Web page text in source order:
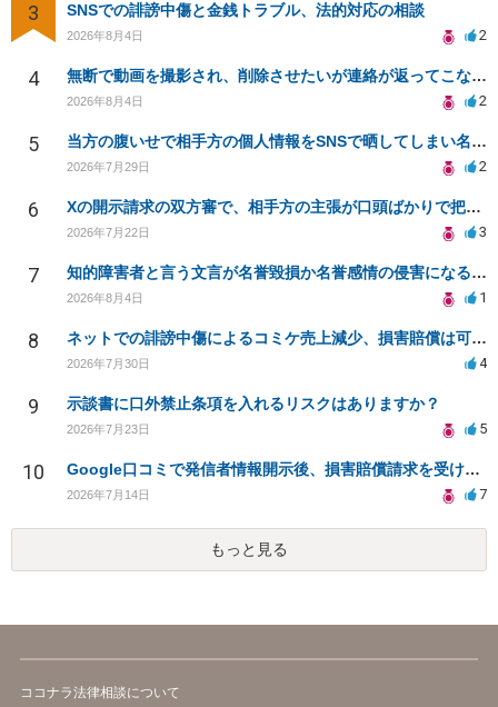
3 SNSでの誹謗中傷と金銭トラブル、法的対応の相談
2026年8月4日 2
4 無断で動画を撮影され、削除させたいが連絡が返ってこない。
2026年8月4日 2
5 当方の腹いせで相手方の個人情報をSNSで晒してしまい名誉毀損させてしまったかもしれない
2026年7月29日 2
6 Xの開示請求の双方審で、相手方の主張が口頭ばかりで把握しきれません
2026年7月22日 3
7 知的障害者と言う文言が名誉毀損か名誉感情の侵害になるか教えてほしい。
2026年8月4日 1
8 ネットでの誹謗中傷によるコミケ売上減少、損害賠償は可能か？
2026年7月30日 4
9 示談書に口外禁止条項を入れるリスクはありますか？
2026年7月23日 5
10 Google口コミで発信者情報開示後、損害賠償請求を受けています。示談について相談です。
2026年7月14日 7
もっと見る
ココナラ法律相談について